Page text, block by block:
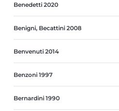
Benedetti 2020
Benigni, Becattini 2008
Benvenuti 2014
Benzoni 1997
Bernardini 1990